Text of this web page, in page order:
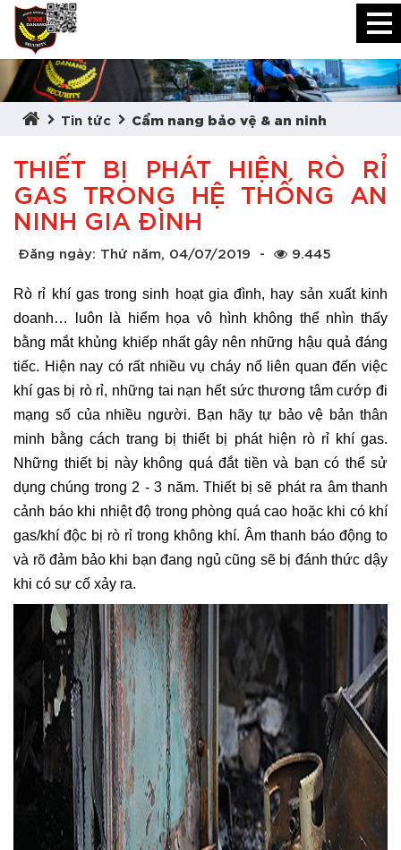
Tin tức Cẩm nang bảo vệ & an ninh
THIẾT BỊ PHÁT HIỆN RÒ RỈ
GAS TRONG HỆ THỐNG AN
NINH GIA ĐÌNH
Đăng ngày: Thứ năm, 04/07/2019 - 9.445
Rò rỉ khí gas trong sinh hoạt gia đình, hay sản xuất kinh
doanh… luôn là hiểm họa vô hình không thể nhìn thấy
bằng mắt khủng khiếp nhất gây nên những hậu quả đáng
tiếc. Hiện nay có rất nhiều vụ cháy nổ liên quan đến việc
khí gas bị rò rỉ, những tai nạn hết sức thương tâm cướp đi
mạng số của nhiều người. Bạn hãy tự bảo vệ bản thân
minh bằng cách trang bị thiết bị phát hiện rò rỉ khí gas.
Những thiết bị này không quá đắt tiền và bạn có thể sử
dụng chúng trong 2 - 3 năm. Thiết bị sẽ phát ra âm thanh
cảnh báo khi nhiệt độ trong phòng quá cao hoặc khi có khí
gas/khí độc bị rò rỉ trong không khí. Âm thanh báo động to
và rõ đảm bảo khi bạn đang ngủ cũng sẽ bị đánh thức dậy
khi có sự cố xảy ra.